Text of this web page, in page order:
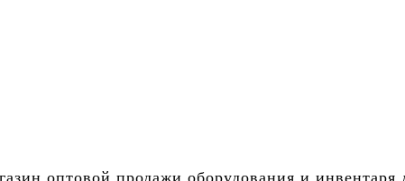
оптовой продажи оборудования и инвентаря